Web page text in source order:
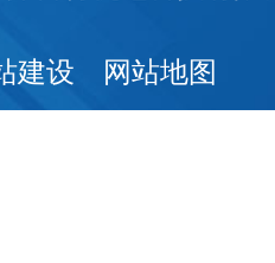
建设 网站地图